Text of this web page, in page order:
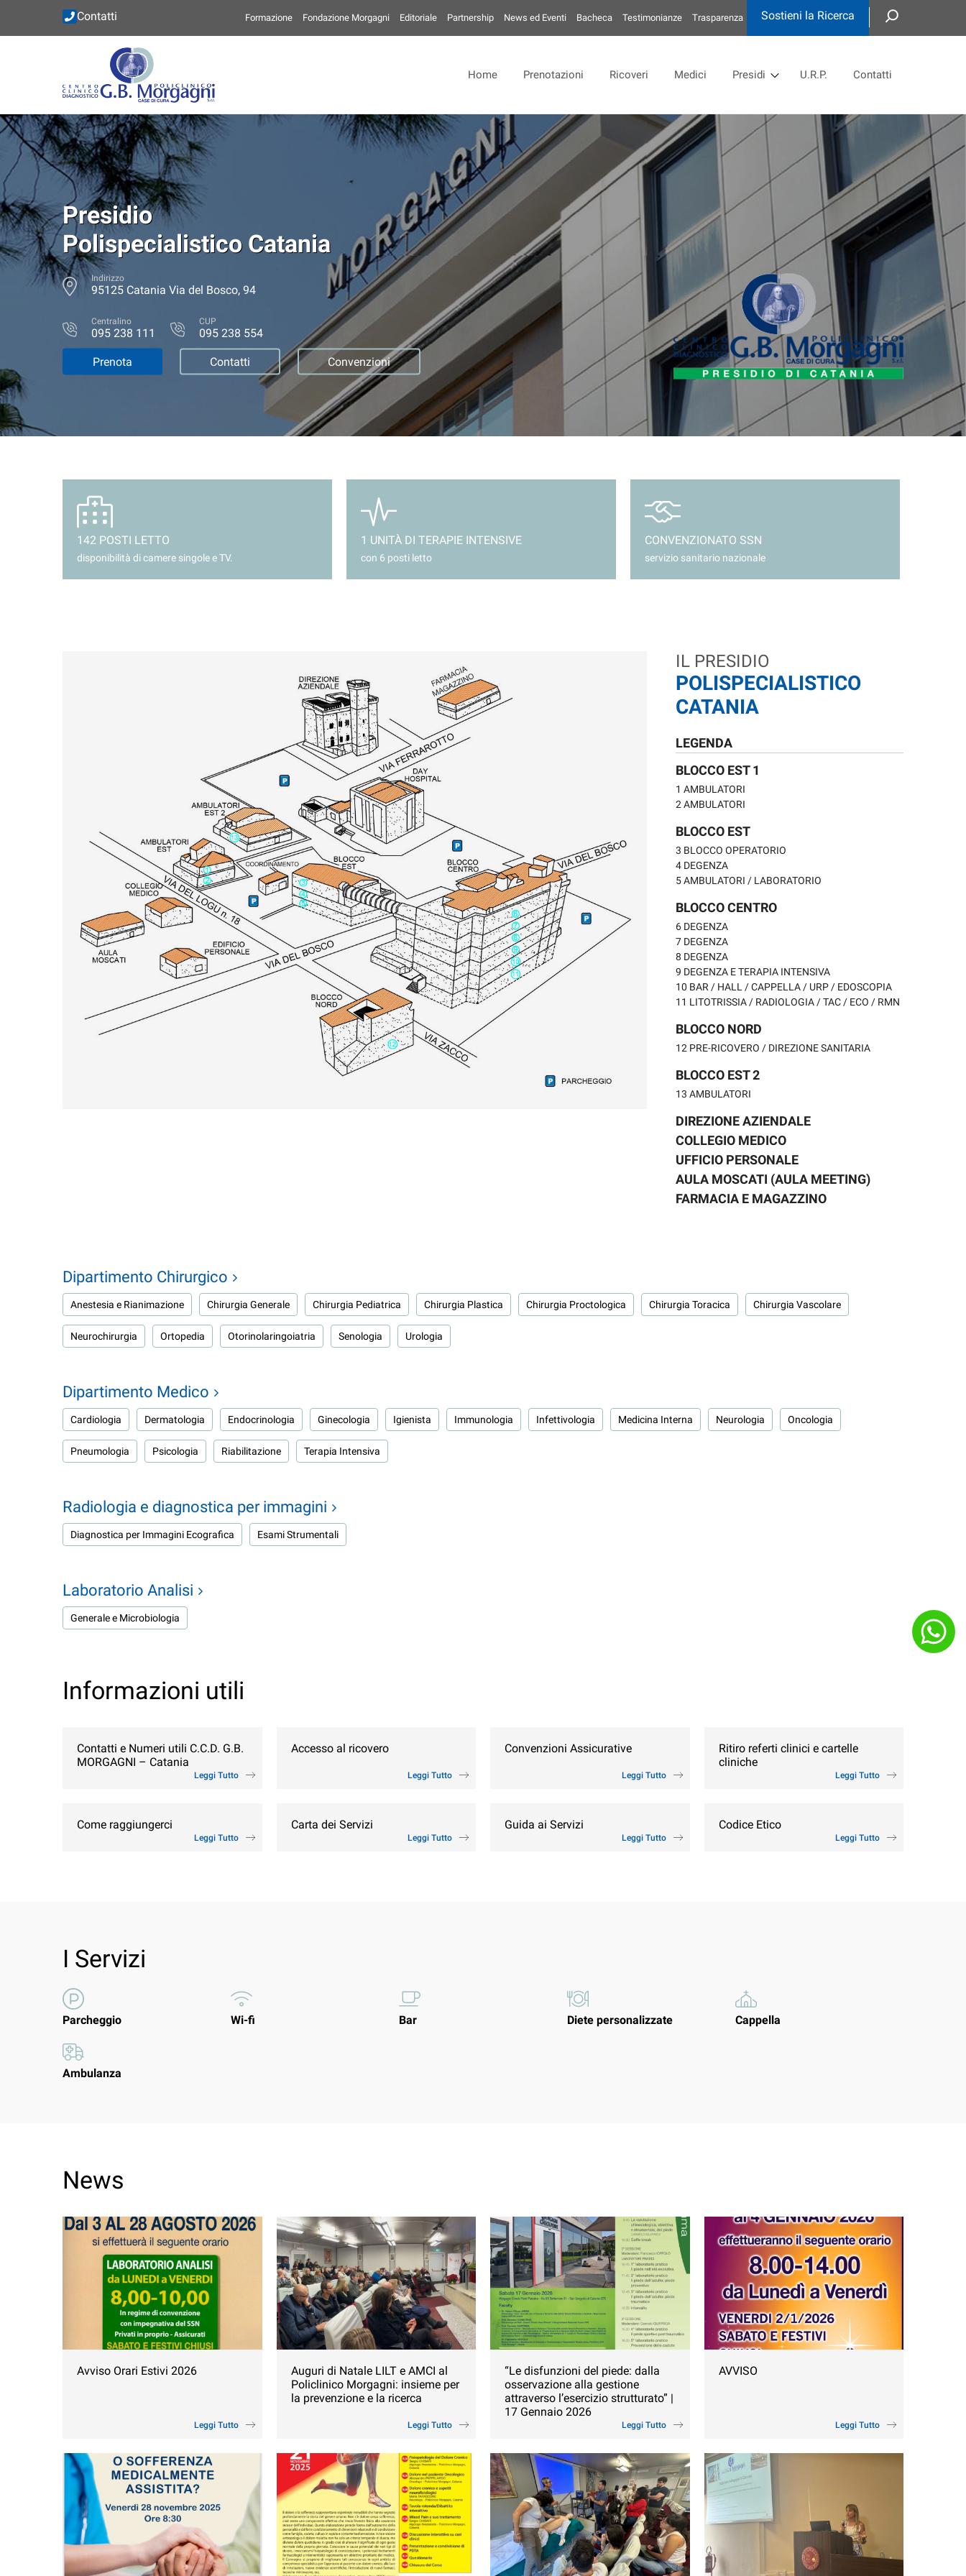
Contatti Formazione Fondazione Morgagni Editoriale Partnership News ed Eventi Bacheca Testimonianze Trasparenza Sostieni la Ricerca
Home Prenotazioni Ricoveri Medici Presidi U.R.P. Contatti
Presidio
Polispecialistico Catania
Indirizzo
95125 Catania Via del Bosco, 94
Centralino
095 238 111
CUP
095 238 554
Prenota Contatti Convenzioni
142 POSTI LETTO
disponibilità di camere singole e TV.
1 UNITÀ DI TERAPIE INTENSIVE
con 6 posti letto
CONVENZIONATO SSN
servizio sanitario nazionale
IL PRESIDIO
POLISPECIALISTICO
CATANIA
LEGENDA
BLOCCO EST 1
1 AMBULATORI
2 AMBULATORI
BLOCCO EST
3 BLOCCO OPERATORIO
4 DEGENZA
5 AMBULATORI / LABORATORIO
BLOCCO CENTRO
6 DEGENZA
7 DEGENZA
8 DEGENZA
9 DEGENZA E TERAPIA INTENSIVA
10 BAR / HALL / CAPPELLA / URP / EDOSCOPIA
11 LITOTRISSIA / RADIOLOGIA / TAC / ECO / RMN
BLOCCO NORD
12 PRE-RICOVERO / DIREZIONE SANITARIA
BLOCCO EST 2
13 AMBULATORI
DIREZIONE AZIENDALE
COLLEGIO MEDICO
UFFICIO PERSONALE
AULA MOSCATI (AULA MEETING)
FARMACIA E MAGAZZINO
Dipartimento Chirurgico
Anestesia e Rianimazione Chirurgia Generale Chirurgia Pediatrica Chirurgia Plastica Chirurgia Proctologica Chirurgia Toracica Chirurgia Vascolare
Neurochirurgia Ortopedia Otorinolaringoiatria Senologia Urologia
Dipartimento Medico
Cardiologia Dermatologia Endocrinologia Ginecologia Igienista Immunologia Infettivologia Medicina Interna Neurologia Oncologia
Pneumologia Psicologia Riabilitazione Terapia Intensiva
Radiologia e diagnostica per immagini
Diagnostica per Immagini Ecografica Esami Strumentali
Laboratorio Analisi
Generale e Microbiologia
Informazioni utili
Contatti e Numeri utili C.C.D. G.B.
MORGAGNI – Catania
Leggi Tutto
Accesso al ricovero
Leggi Tutto
Convenzioni Assicurative
Leggi Tutto
Ritiro referti clinici e cartelle
cliniche
Leggi Tutto
Come raggiungerci
Leggi Tutto
Carta dei Servizi
Leggi Tutto
Guida ai Servizi
Leggi Tutto
Codice Etico
Leggi Tutto
I Servizi
Parcheggio Wi-fi Bar Diete personalizzate Cappella
Ambulanza
News
Avviso Orari Estivi 2026
Leggi Tutto
Auguri di Natale LILT e AMCI al
Policlinico Morgagni: insieme per
la prevenzione e la ricerca
Leggi Tutto
“Le disfunzioni del piede: dalla
osservazione alla gestione
attraverso l’esercizio strutturato” |
17 Gennaio 2026
Leggi Tutto
AVVISO
Leggi Tutto